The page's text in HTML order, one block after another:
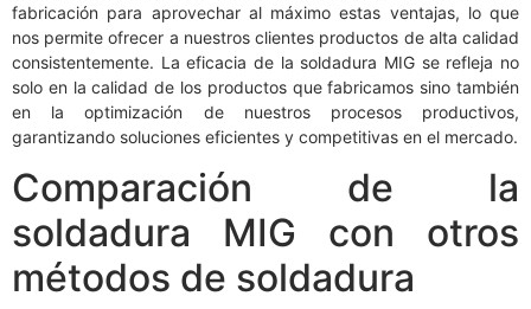
fabricación para aprovechar al máximo estas ventajas, lo que
nos permite ofrecer a nuestros clientes productos de alta calidad
consistentemente. La eficacia de la soldadura MIG se refleja no
solo en la calidad de los productos que fabricamos sino también
en la optimización de nuestros procesos productivos,
garantizando soluciones eficientes y competitivas en el mercado.
Comparación de la
soldadura MIG con otros
métodos de soldadura